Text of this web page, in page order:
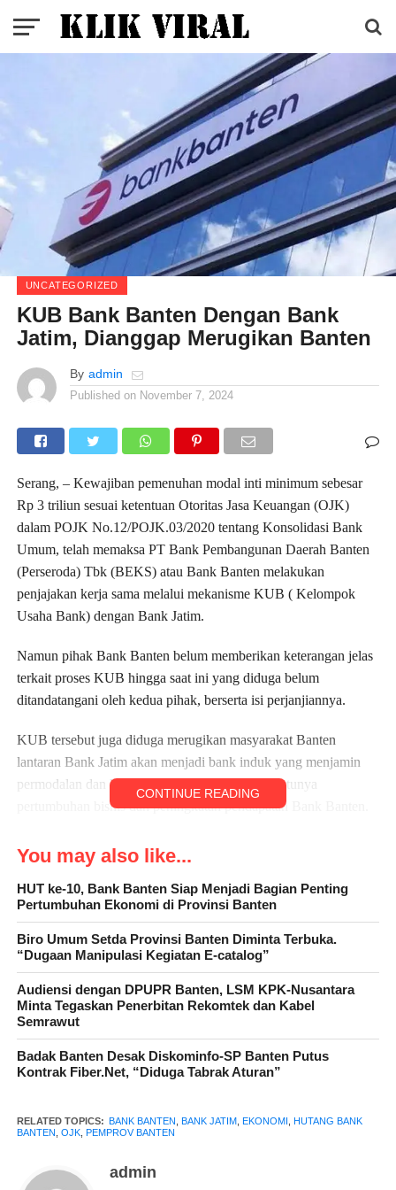
UNCATEGORIZED
KUB Bank Banten Dengan Bank
Jatim, Dianggap Merugikan Banten
By admin
Published on November 7, 2024
Serang, – Kewajiban pemenuhan modal inti minimum sebesar
Rp 3 triliun sesuai ketentuan Otoritas Jasa Keuangan (OJK)
dalam POJK No.12/POJK.03/2020 tentang Konsolidasi Bank
Umum, telah memaksa PT Bank Pembangunan Daerah Banten
(Perseroda) Tbk (BEKS) atau Bank Banten melakukan
penjajakan kerja sama melalui mekanisme KUB ( Kelompok
Usaha Bank) dengan Bank Jatim.
Namun pihak Bank Banten belum memberikan keterangan jelas
terkait proses KUB hingga saat ini yang diduga belum
ditandatangani oleh kedua pihak, berserta isi perjanjiannya.
KUB tersebut juga diduga merugikan masyarakat Banten
lantaran Bank Jatim akan menjadi bank induk yang menjamin
permodalan dan likuiditas Bank Banten serta tentunya
pertumbuhan bisnis dan peningkatan pendapatan Bank Banten.
Dengan KUB Bank Banten justru dianggap tidak leluasa
membuka Cabang diluar Banten,
“Cabang Bank Banten yang potensial di Jakarta dan Kalimantan
salah seorang pengamat ekonomi Banten, Gunawan
Sebenarnya masyarakat Banten telah banyak berharap kepada
bank Banten akan mengangkat perkembangan perekonomian
Banten sebagaimana yang tertuang dalam Peraturan Daerah
(Perda) Provinsi Banten No. 5 Tahun 2023, Bank Banten
ditetapkan menjadi Badan Usaha Milik Daerah (BUMD) dengan
sebesar 66,11 persen.
Bank ini juga mengelola Rekening Kas Umum Daerah (RKUD)
CONTINUE READING
You may also like...
HUT ke-10, Bank Banten Siap Menjadi Bagian Penting
Pertumbuhan Ekonomi di Provinsi Banten
Biro Umum Setda Provinsi Banten Diminta Terbuka.
“Dugaan Manipulasi Kegiatan E-catalog”
Audiensi dengan DPUPR Banten, LSM KPK-Nusantara
Minta Tegaskan Penerbitan Rekomtek dan Kabel
Semrawut
Badak Banten Desak Diskominfo-SP Banten Putus
Kontrak Fiber.Net, “Diduga Tabrak Aturan”
RELATED TOPICS: BANK BANTEN BANK JATIM EKONOMI
HUTANG BANK
BANTEN
OJK, PEMPROV BANTEN
admin